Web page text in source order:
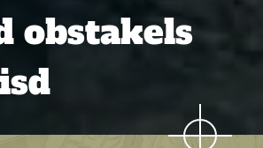
obstakels